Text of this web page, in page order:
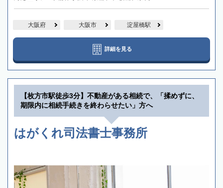
大阪府 大阪市 淀屋橋駅
詳細を見る
【枚方市駅徒歩3分】不動産がある相続で、「揉めずに、
期限内に相続手続きを終わらせたい」方へ
はがくれ司法書士事務所